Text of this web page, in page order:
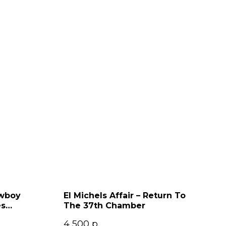
El Michels Affair – Return To
The 37th Chamber
4 500 р.